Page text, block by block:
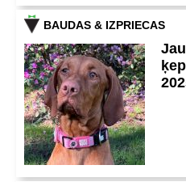
BAUDAS & IZPRIECAS